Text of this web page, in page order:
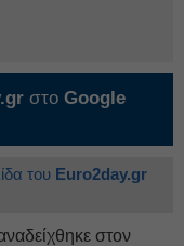
στο Google
του Euro2day.gr
στον